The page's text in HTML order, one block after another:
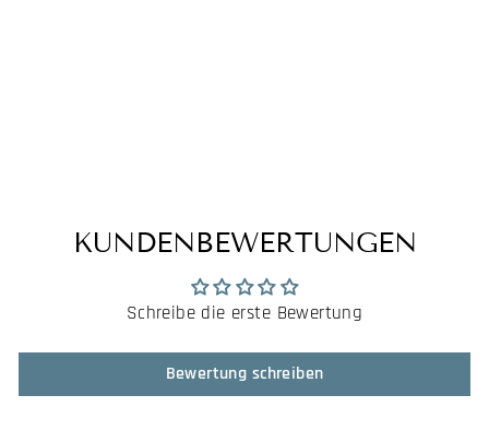
KUNDENBEWERTUNGEN
Schreibe die erste Bewertung
Bewertung schreiben